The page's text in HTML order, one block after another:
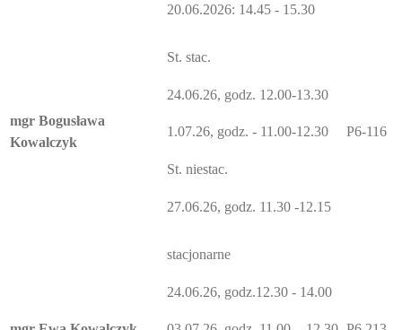
20.06.2026: 14.45 - 15.30
mgr Bogusława
Kowalczyk
St. stac.
24.06.26, godz. 12.00-13.30
1.07.26, godz. - 11.00-12.30
St. niestac.
27.06.26, godz. 11.30 -12.15
P6-116
stacjonarne
24.06.26, godz.12.30 - 14.00